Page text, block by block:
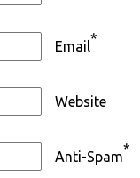
Email*
Website
Anti-Spam*